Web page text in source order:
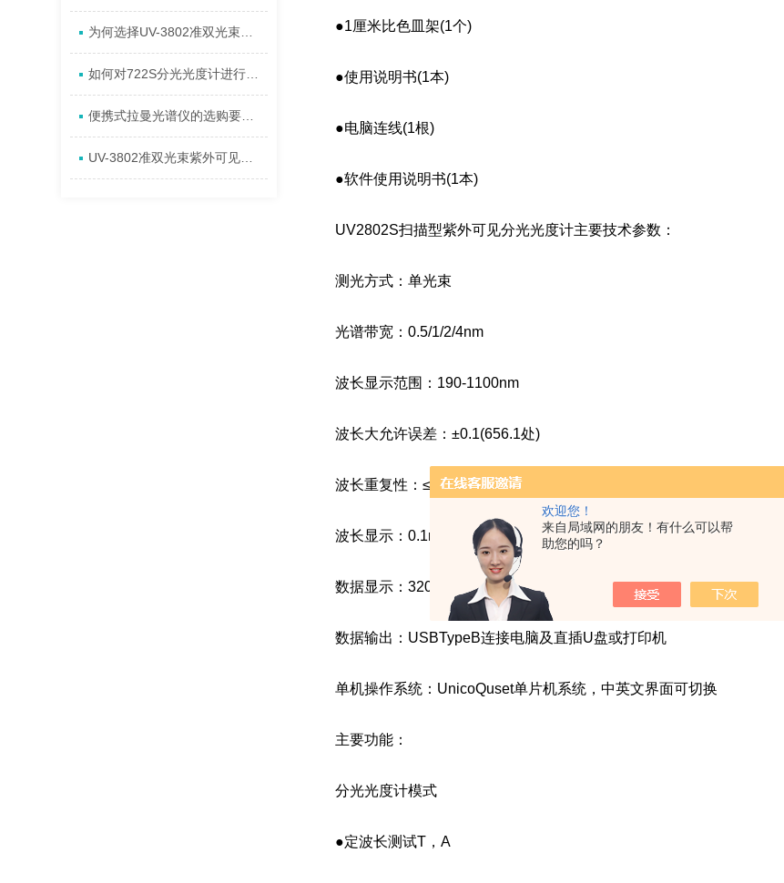
欢迎您！
来自局域网的朋友！有什么可以帮
助您的吗？
●1厘米比色皿架(1个)
●使用说明书(1本)
●电脑连线(1根)
●软件使用说明书(1本)
UV2802S扫描型紫外可见分光光度计主要技术参数：
测光方式：单光束
光谱带宽：0.5/1/2/4nm
波长显示范围：190-1100nm
波长大允许误差：±0.1(656.1处)
波长重复性：≤0.1nm
波长显示：0.1nm
数据显示：320×240大屏幕LCD
数据输出：USBTypeB连接电脑及直插U盘或打印机
单机操作系统：UnicoQuset单片机系统，中英文界面可切换
主要功能：
分光光度计模式
●定波长测试T，A